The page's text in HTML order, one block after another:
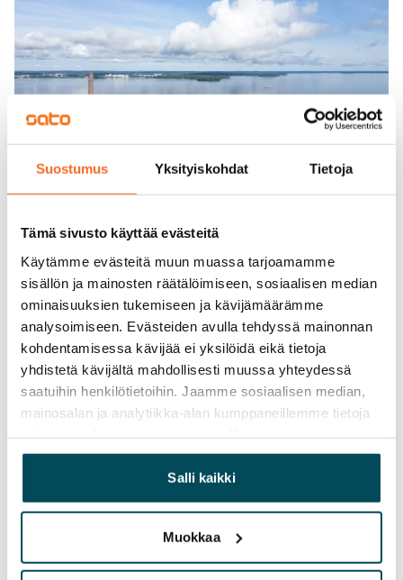
Suostumus Yksityiskohdat Tietoja
Tämä sivusto käyttää evästeitä
Käytämme evästeitä muun muassa tarjoamamme
sisällön ja mainosten räätälöimiseen, sosiaalisen median
ominaisuuksien tukemiseen ja kävijämäärämme
analysoimiseen. Evästeiden avulla tehdyssä mainonnan
kohdentamisessa kävijää ei yksilöidä eikä tietoja
yhdistetä kävijältä mahdollisesti muussa yhteydessä
saatuihin henkilötietoihin. Jaamme sosiaalisen median,
mainosalan ja analytiikka-alan kumppaneillemme tietoja
yhdistää näitä tietoja muihin tietoihin, joita olet antanut
heille tai joita on kerätty, kun olet käyttänyt heidän
palvelujaan.
Salli kaikki
Muokkaa